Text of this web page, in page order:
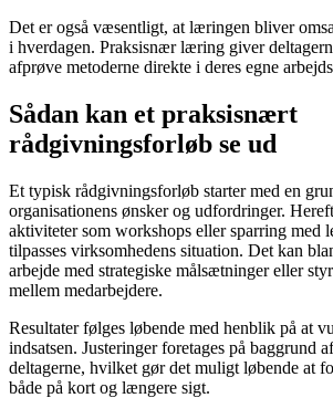
Det er også væsentligt, at læringen bliver
i hverdagen. Praksisnær læring giver
afprøve metoderne direkte i deres egne
Sådan kan et praksisnært
rådgivningsforløb se ud
Et typisk rådgivningsforløb starter med en
organisationens ønsker og udfordringer.
aktiviteter som workshops eller sparring med
tilpasses virksomhedens situation. Det kan
arbejde med strategiske målsætninger eller
mellem medarbejdere.
Resultater følges løbende med henblik på at
indsatsen. Justeringer foretages på baggrund
deltagerne, hvilket gør det muligt løbende at
både på kort og længere sigt.